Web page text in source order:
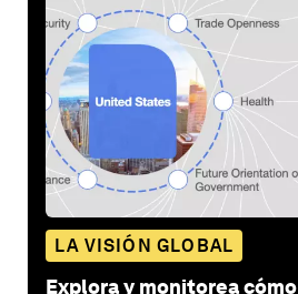
LA VISIÓN GLOBAL
Explora y monitorea cómo